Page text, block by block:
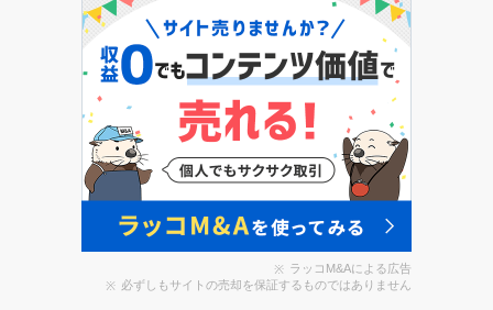
ラッコM&Aによる広告
必ずしもサイトの売却を保証するものではありません